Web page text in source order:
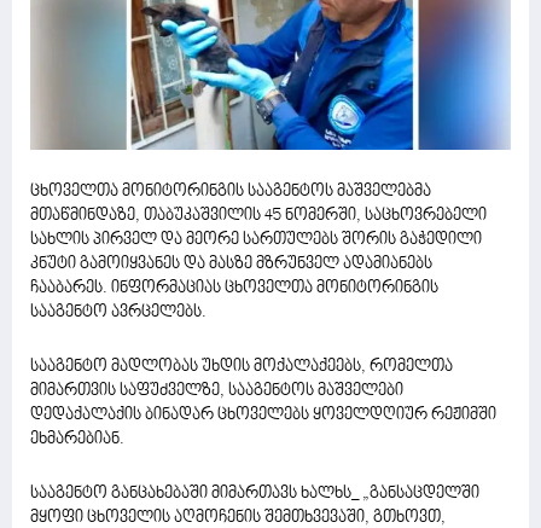
ცხოველთა მონიტორინგის სააგენტოს მაშველებმა
მთაწმინდაზე, თაბუკაშვილის 45 ნომერში, საცხოვრებელი
სახლის პირველ და მეორე სართულებს შორის გაჭედილი
კნუტი გამოიყვანეს და მასზე მზრუნველ ადამიანებს
ჩააბარეს. ინფორმაციას ცხოველთა მონიტორინგის
სააგენტო ავრცელებს.
სააგენტო მადლობას უხდის მოქალაქეებს, რომელთა
მიმართვის საფუძველზე, სააგენტოს მაშველები
დედაქალაქის ბინადარ ცხოველებს ყოველდღიურ რეჟიმში
ეხმარებიან.
სააგენტო განცახებაში მიმართავს ხალხს_ „განსაცდელში
მყოფი ცხოველის აღმოჩენის შემთხვევაში, გთხოვთ,